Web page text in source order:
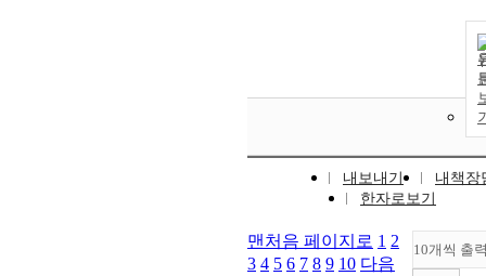
내보내기
내책장
한자로보기
10개씩 출
맨처음 페이지로 1 2
3 4 5 6 7 8 9 10 다음